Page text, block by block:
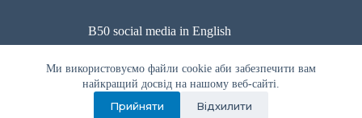
Ми використовуємо файли cookie аби забезпечити вам
найкращий досвід на нашому веб-сайті.
Прийняти Відхилити
B50 social media in English
Reddit
Facebook
LinkedIn
YouTube
WhatsApp
Політика приватності|Публічна оферта|Умови використання
Privacy Policy|Public offer Terms of use